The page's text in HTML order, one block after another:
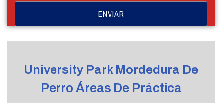
University Park Mordedura De
Perro Áreas De Práctica